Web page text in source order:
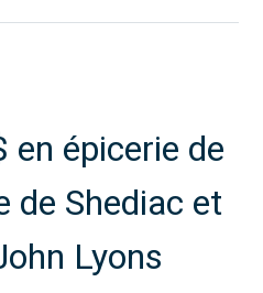
en épicerie de
de Shediac et
Lyons